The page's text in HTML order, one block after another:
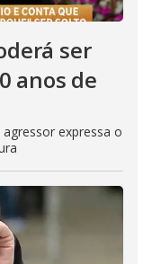
ser
anos de
expressa o